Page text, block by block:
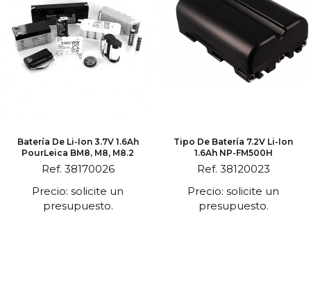
Batería De Li-Ion 3.7V 1.6Ah
PourLeica BM8, M8, M8.2
Ref. 38170026
Precio: solicite un
presupuesto.
Tipo De Batería 7.2V Li-Ion
1.6Ah NP-FM500H
Ref. 38120023
Precio: solicite un
presupuesto.